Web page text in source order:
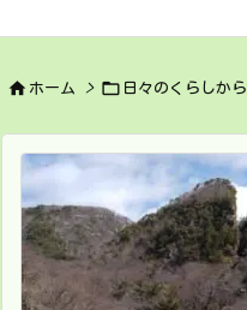
 ホーム >  日々のくらしから